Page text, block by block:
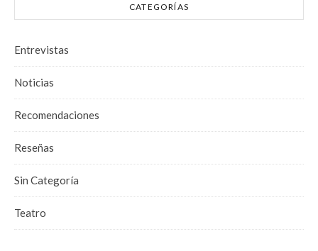
CATEGORÍAS
Entrevistas
Noticias
Recomendaciones
Reseñas
Sin Categoría
Teatro